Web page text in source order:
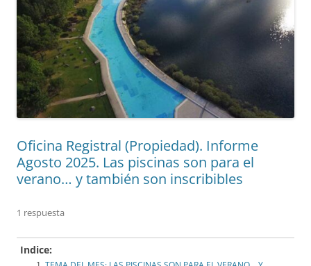
Oficina Registral (Propiedad). Informe
Agosto 2025. Las piscinas son para el
verano… y también son inscribibles
1 respuesta
Indice: